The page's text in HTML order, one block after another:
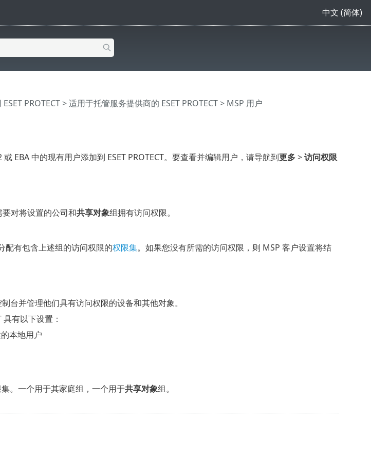
中文 (简体)
ESET PROTECT>适用于托管服务提供商的 ESET PROTECT> MSP 用户
EBA 中的现有用户添加到 ESET PROTECT。要查看并编辑用户，请导航到更多 >访问权限
对将设置的公司和共享对象组拥有访问权限。
配有包含上述组的访问权限的权限集。如果您没有所需的访问权限，则 MSP 客户设置将结
台并管理他们具有访问权限的设备和其他对象。
有以下设置：
本地用户
。一个用于其家庭组，一个用于共享对象组。